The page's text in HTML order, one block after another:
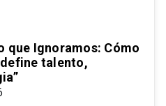
que Ignoramos: Cómo
talento,